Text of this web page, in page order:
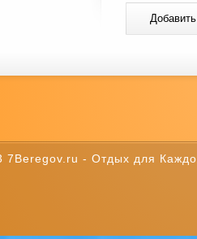
- Отдых для